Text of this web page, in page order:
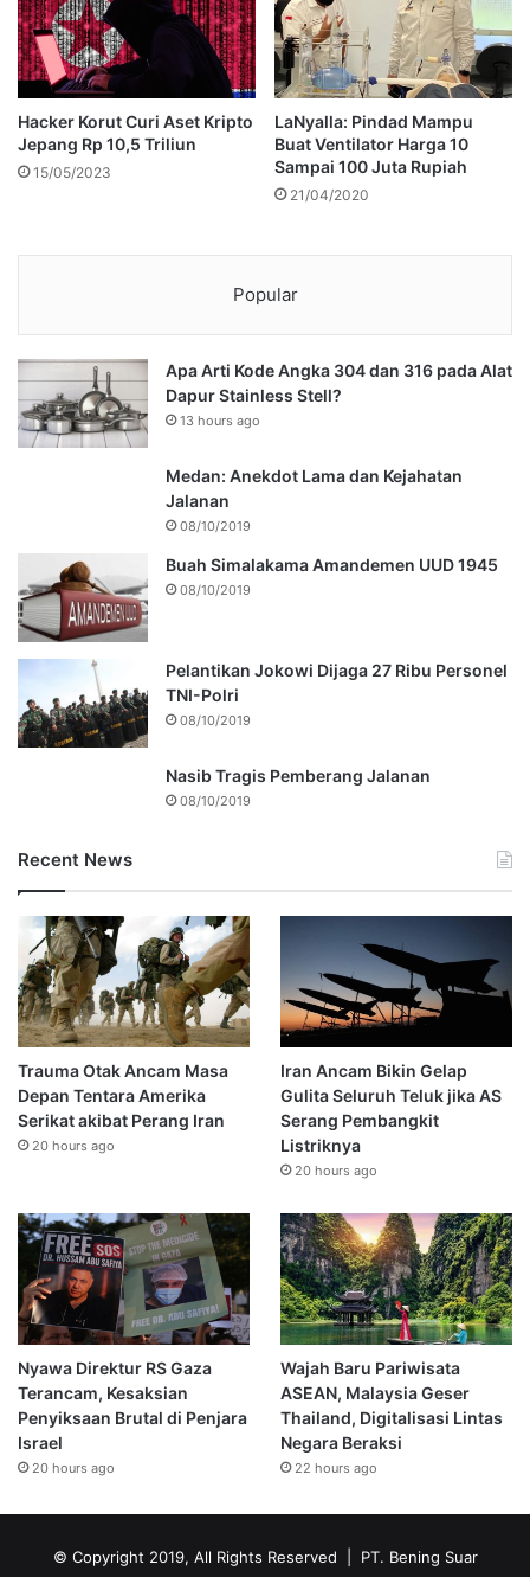
Hacker Korut Curi Aset Kripto
Jepang Rp 10,5 Triliun
15/05/2023
LaNyalla: Pindad Mampu
Buat Ventilator Harga 10
Sampai 100 Juta Rupiah
21/04/2020
Popular
Apa Arti Kode Angka 304 dan 316 pada Alat
Dapur Stainless Stell?
13 hours ago
Medan: Anekdot Lama dan Kejahatan
Jalanan
08/10/2019
Buah Simalakama Amandemen UUD 1945
08/10/2019
Pelantikan Jokowi Dijaga 27 Ribu Personel
TNI-Polri
08/10/2019
Nasib Tragis Pemberang Jalanan
08/10/2019
Recent News
Trauma Otak Ancam Masa
Depan Tentara Amerika
Serikat akibat Perang Iran
20 hours ago
Iran Ancam Bikin Gelap
Gulita Seluruh Teluk jika AS
Serang Pembangkit
Listriknya
20 hours ago
Nyawa Direktur RS Gaza
Terancam, Kesaksian
Penyiksaan Brutal di Penjara
Israel
20 hours ago
Wajah Baru Pariwisata
ASEAN, Malaysia Geser
Thailand, Digitalisasi Lintas
Negara Beraksi
22 hours ago
© Copyright 2019, All Rights Reserved | PT. Bening Suar